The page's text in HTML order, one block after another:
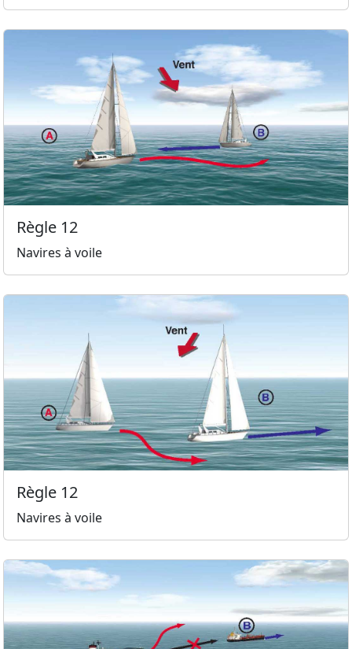
Règle 12
Navires à voile
Règle 12
Navires à voile